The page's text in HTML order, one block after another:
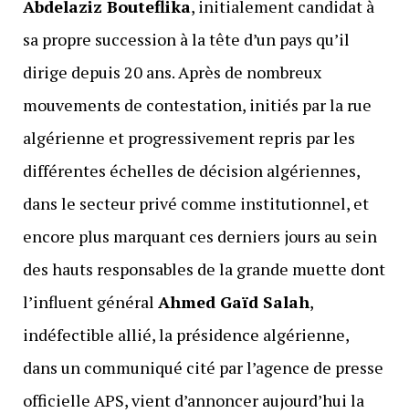
Abdelaziz Bouteflika, initialement candidat à
sa propre succession à la tête d’un pays qu’il
dirige depuis 20 ans. Après de nombreux
mouvements de contestation, initiés par la rue
algérienne et progressivement repris par les
différentes échelles de décision algériennes,
dans le secteur privé comme institutionnel, et
encore plus marquant ces derniers jours au sein
des hauts responsables de la grande muette dont
l’influent général Ahmed Gaïd Salah,
indéfectible allié, la présidence algérienne,
dans un communiqué cité par l’agence de presse
officielle APS, vient d’annoncer aujourd’hui la